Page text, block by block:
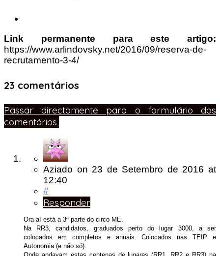
Link permanente para este artigo:
https://www.arlindovsky.net/2016/09/reserva-de-
recrutamento-3-4/
23 comentários
Passar directamente para o formulário dos
comentários,
Aziado on 23 de Setembro de 2016at
12:40
#
Responder
Ora aí está a 3ª parte do circo ME.
Na RR3, candidatos, graduados perto do lugar 3000, a ser
colocados em completos e anuais. Colocados nas TEIP e
Autonomia (e não só).
Onde andavam estas centenas de lugares (RR1, RR2 e RR3) na